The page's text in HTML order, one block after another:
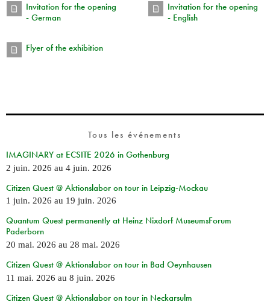
Invitation for the opening
- German
Invitation for the opening
- English
Flyer of the exhibition
Tous les événements
IMAGINARY at ECSITE 2026 in Gothenburg
2 juin. 2026 au 4 juin. 2026
Citizen Quest @ Aktionslabor on tour in Leipzig-Mockau
1 juin. 2026 au 19 juin. 2026
Quantum Quest permanently at Heinz Nixdorf MuseumsForum
Paderborn
20 mai. 2026 au 28 mai. 2026
Citizen Quest @ Aktionslabor on tour in Bad Oeynhausen
11 mai. 2026 au 8 juin. 2026
Citizen Quest @ Aktionslabor on tour in Neckarsulm